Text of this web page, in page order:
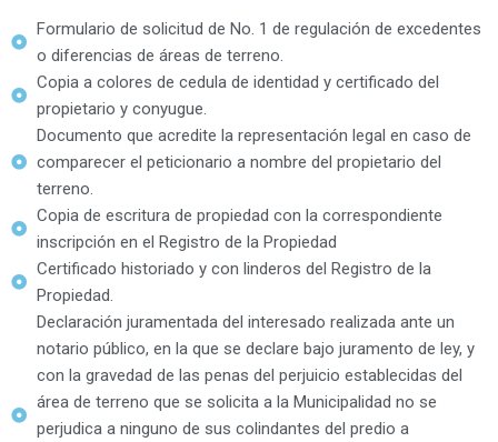
Formulario de solicitud de No. 1 de regulación de excedentes
o diferencias de áreas de terreno.
Copia a colores de cedula de identidad y certificado del
propietario y conyugue.
Documento que acredite la representación legal en caso de
comparecer el peticionario a nombre del propietario del
terreno.
Copia de escritura de propiedad con la correspondiente
inscripción en el Registro de la Propiedad
Certificado historiado y con linderos del Registro de la
Propiedad.
Declaración juramentada del interesado realizada ante un
notario público, en la que se declare bajo juramento de ley, y
con la gravedad de las penas del perjuicio establecidas del
área de terreno que se solicita a la Municipalidad no se
perjudica a ninguno de sus colindantes del predio a